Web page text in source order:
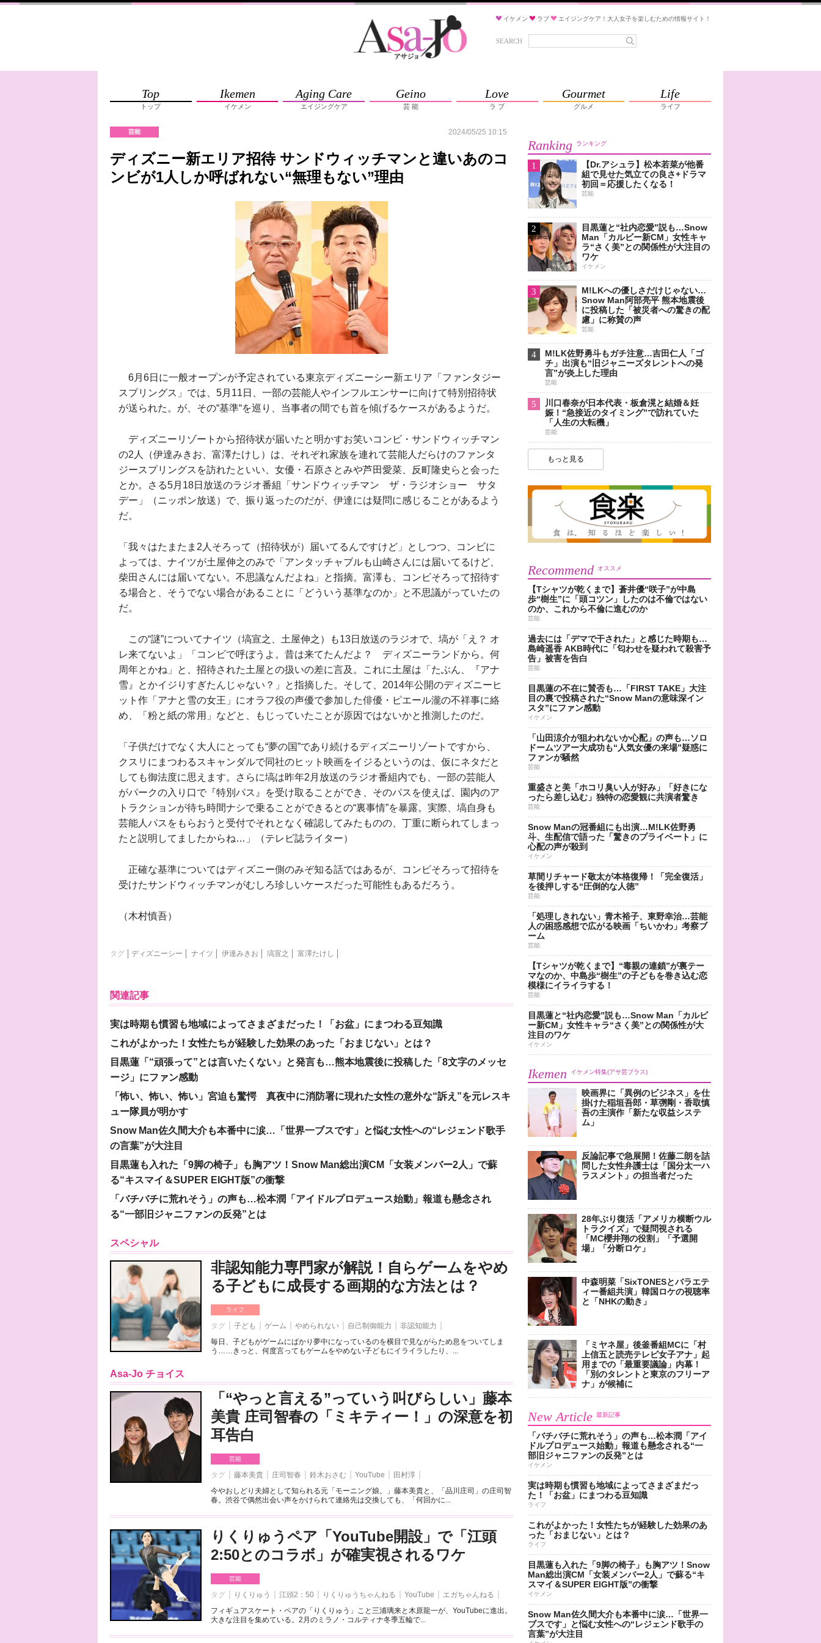
イケメン ラブ エイジングケア！大人女子を楽しむための情報サイト！
SEARCH
Top
トップ
Ikemen
イケメン
Aging Care
エイジングケア
Geino
芸 能
Love
ラ ブ
Gourmet
グルメ
Life
ライフ
芸能 2024/05/25 10:15
ディズニー新エリア招待 サンドウィッチマンと違いあのコ
ンビが1人しか呼ばれない“無理もない”理由
6月6日に一般オープンが予定されている東京ディズニーシー新エリア「ファンタジー
スプリングス」では、5月11日、一部の芸能人やインフルエンサーに向けて特別招待状
が送られた。が、その“基準“を巡り、当事者の間でも首を傾げるケースがあるようだ。
ディズニーリゾートから招待状が届いたと明かすお笑いコンビ・サンドウィッチマン
の2人（伊達みきお、富澤たけし）は、それぞれ家族を連れて芸能人だらけのファンタ
ジースプリングスを訪れたといい、女優・石原さとみや芦田愛菜、反町隆史らと会った
とか。さる5月18日放送のラジオ番組「サンドウィッチマン ザ・ラジオショー サタ
デー」（ニッポン放送）で、振り返ったのだが、伊達には疑問に感じることがあるよう
だ。
「我々はたまたま2人そろって（招待状が）届いてるんですけど」としつつ、コンビに
よっては、ナイツが土屋伸之のみで「アンタッチャブルも山崎さんには届いてるけど、
柴田さんには届いてない。不思議なんだよね」と指摘。富澤も、コンビそろって招待す
る場合と、そうでない場合があることに「どういう基準なのか」と不思議がっていたの
だ。
この“謎”についてナイツ（塙宣之、土屋伸之）も13日放送のラジオで、塙が「え？ オ
レ来てないよ」「コンビで呼ぼうよ。昔は来てたんだよ？ ディズニーランドから。何
周年とかね」と、招待された土屋との扱いの差に言及。これに土屋は「たぶん、『アナ
雪』とかイジりすぎたんじゃない？」と指摘した。そして、2014年公開のディズニーヒ
ット作「アナと雪の女王」にオラフ役の声優で参加した俳優・ピエール瀧の不祥事に絡
め、「粉と紙の常用」などと、もじっていたことが原因ではないかと推測したのだ。
「子供だけでなく大人にとっても“夢の国”であり続けるディズニーリゾートですから、
クスリにまつわるスキャンダルで同社のヒット映画をイジるというのは、仮にネタだと
しても御法度に思えます。さらに塙は昨年2月放送のラジオ番組内でも、一部の芸能人
がパークの入り口で『特別パス』を受け取ることができ、そのパスを使えば、園内のア
トラクションが待ち時間ナシで乗ることができるとの“裏事情”を暴露。実際、塙自身も
芸能人パスをもらおうと受付でそれとなく確認してみたものの、丁重に断られてしまっ
たと説明してましたからね…」（テレビ誌ライター）
正確な基準についてはディズニー側のみぞ知る話ではあるが、コンビそろって招待を
受けたサンドウィッチマンがむしろ珍しいケースだった可能性もあるだろう。
（木村慎吾）
タグ ディズニーシー ナイツ 伊達みきお 塙宣之 富澤たけし
関連記事
実は時期も慣習も地域によってさまざまだった！「お盆」にまつわる豆知識
これがよかった！女性たちが経験した効果のあった「おまじない」とは？
目黒蓮「“頑張って”とは言いたくない」と発言も…熊本地震後に投稿した「8文字のメッセ
ージ」にファン感動
「怖い、怖い、怖い」宮迫も驚愕 真夜中に消防署に現れた女性の意外な“訴え”を元レスキ
ュー隊員が明かす
Snow Man佐久間大介も本番中に涙…「世界一ブスです」と悩む女性への“レジェンド歌手
の言葉”が大注目
目黒蓮も入れた「9脚の椅子」も胸アツ！Snow Man総出演CM「女装メンバー2人」で蘇
る“キスマイ＆SUPER EIGHT版”の衝撃
「バチバチに荒れそう」の声も…松本潤「アイドルプロデュース始動」報道も懸念され
る“一部旧ジャニファンの反発”とは
スペシャル
非認知能力専門家が解説！自らゲームをやめ
る子どもに成長する画期的な方法とは？
ライフ
タグ 子ども ゲーム やめられない 自己制御能力
非認知能力
毎日、子どもがゲームにばかり夢中になっているのを横目で見ながらため息をついてしま
う……きっと、何度言ってもゲームをやめない子どもにイライラしたり、...
Asa-Jo チョイス
「“やっと言える”っていう叫びらしい」藤本
美貴 庄司智春の「ミキティー！」の深意を初
耳告白
芸能
タグ 藤本美貴 庄司智春 鈴木おさむ YouTube
田村淳
今やおしどり夫婦として知られる元「モーニング娘。」藤本美貴と、「品川庄司」の庄司智
春。渋谷で偶然出会い声をかけられて連絡先は交換しても、「何回かに...
りくりゅうペア「YouTube開設」で「江頭
2:50とのコラボ」が確実視されるワケ
芸能
タグ りくりゅう 江頭2：50 りくりゅうちゃんねる YouTube
エガちゃんねる
フィギュアスケート・ペアの「りくりゅう」こと三浦璃来と木原龍一が、YouTubeに進出。
大きな注目を集めている。2月のミラノ・コルティナ冬季五輪で...
Ranking ランキング
1
【Dr.アシュラ】松本若菜が他番
組で見せた気立ての良さ+ドラマ
初回＝応援したくなる！
芸能
2
目黒蓮と“社内恋愛”説も…Snow
Man「カルビー新CM」女性キャ
ラ“さく美”との関係性が大注目の
ワケ
イケメン
3
M!LKへの優しさだけじゃない…
Snow Man阿部亮平 熊本地震後
に投稿した「被災者への驚きの配
慮」に称賛の声
芸能
4
M!LK佐野勇斗もガチ注意…吉田仁人「ゴ
チ」出演も“旧ジャニーズタレントへの発
言”が炎上した理由
芸能
5
川口春奈が日本代表・板倉滉と結婚＆妊
娠！“急接近のタイミング”で訪れていた
「人生の大転機」
芸能
もっと見る
Recommend オススメ
【Tシャツが乾くまで】蒼井優“咲子”が中島
歩“樹生”に「頭コツン」したのは不倫ではない
のか、これから不倫に進むのか
芸能
過去には「デマで干された」と感じた時期も…
島崎遥香 AKB時代に「匂わせを疑われて殺害予
告」被害を告白
芸能
目黒蓮の不在に賛否も…「FIRST TAKE」大注
目の裏で投稿された“Snow Manの意味深イン
スタ”にファン感動
イケメン
「山田涼介が狙われないか心配」の声も…ソロ
ドームツアー大成功も“人気女優の来場”疑惑に
ファンが騒然
芸能
重盛さと美「ホコリ臭い人が好み」「好きにな
ったら差し込む」独特の恋愛観に共演者驚き
芸能
Snow Manの冠番組にも出演…M!LK佐野勇
斗、生配信で語った「驚きのプライベート」に
心配の声が殺到
イケメン
草間リチャード敬太が本格復帰！「完全復活」
を後押しする“圧倒的な人徳”
芸能
「処理しきれない」青木裕子、東野幸治…芸能
人の困惑感想で広がる映画「ちいかわ」考察ブ
ーム
芸能
【Tシャツが乾くまで】“毒親の連鎖”が裏テー
マなのか、中島歩“樹生”の子どもを巻き込む恋
模様にイライラする！
芸能
目黒蓮と“社内恋愛”説も…Snow Man「カルビ
ー新CM」女性キャラ“さく美”との関係性が大
注目のワケ
イケメン
Ikemen イケメン特集(アサ芸プラス)
映画界に「異例のビジネス」を仕
掛けた稲垣吾郎・草彅剛・香取慎
吾の主演作「新たな収益システ
ム」
反論記事で急展開！佐藤二朗を詰
問した女性弁護士は「国分太一ハ
ラスメント」の担当者だった
28年ぶり復活「アメリカ横断ウル
トラクイズ」で疑問視される
「MC櫻井翔の役割」「予選開
場」「分断ロケ」
中森明菜「SixTONESとバラエテ
ィー番組共演」韓国ロケの視聴率
と「NHKの動き」
「ミヤネ屋」後釜番組MCに「村
上信五と読売テレビ女子アナ」起
用までの「最重要議論」内幕！
「別のタレントと東京のフリーア
ナ」が候補に
New Article 最新記事
「バチバチに荒れそう」の声も…松本潤「アイ
ドルプロデュース始動」報道も懸念される“一
部旧ジャニファンの反発”とは
イケメン
実は時期も慣習も地域によってさまざまだっ
た！「お盆」にまつわる豆知識
ライフ
これがよかった！女性たちが経験した効果のあ
った「おまじない」とは？
ライフ
目黒蓮も入れた「9脚の椅子」も胸アツ！Snow
Man総出演CM「女装メンバー2人」で蘇る“キ
スマイ＆SUPER EIGHT版”の衝撃
イケメン
Snow Man佐久間大介も本番中に涙…「世界一
ブスです」と悩む女性への“レジェンド歌手の
言葉”が大注目